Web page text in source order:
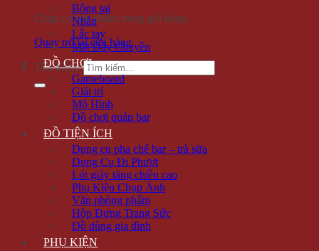
Chưa có sản phẩm trong giỏ hàng.
Quay trở lại cửa hàng
Tìm kiếm:
Bông tai
Nhẫn
Lắc tay
Mặt Dây Chuyền
ĐỒ CHƠI
Gameboard
Giải trí
Mô Hình
Đồ chơi quán bar
ĐỒ TIỆN ÍCH
Dụng cụ pha chế bar – trà sữa
Dụng Cụ Đi Phượt
Lót giày tăng chiều cao
Phụ Kiện Chụp Ảnh
Văn phòng phẩm
Hộp Đựng Trang Sức
Đồ dùng gia đình
PHỤ KIỆN